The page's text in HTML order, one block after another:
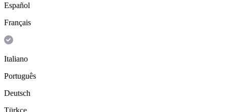
Español
Français
Italiano
Português
Deutsch
Türkçe